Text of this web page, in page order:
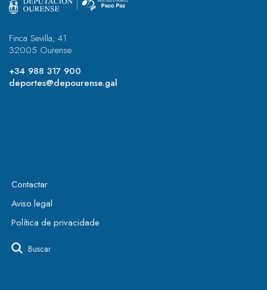
Finca Sevilla, 41
32005 Ourense
+34 988 317 900
deportes@depourense.gal
Contactar
Aviso legal
Política de privacidade
Buscar